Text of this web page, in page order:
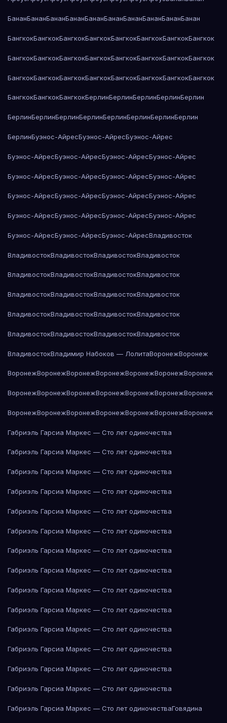
БананБананБананБананБананБананБананБананБананБанан
БангкокБангкокБангкокБангкокБангкокБангкокБангкокБангкок
БангкокБангкокБангкокБангкокБангкокБангкокБангкокБангкок
БангкокБангкокБангкокБангкокБангкокБангкокБангкокБангкок
БангкокБангкокБангкокБерлинБерлинБерлинБерлинБерлин
БерлинБерлинБерлинБерлинБерлинБерлинБерлинБерлин
БерлинБуэнос-АйресБуэнос-АйресБуэнос-Айрес
Буэнос-АйресБуэнос-АйресБуэнос-АйресБуэнос-Айрес
Буэнос-АйресБуэнос-АйресБуэнос-АйресБуэнос-Айрес
Буэнос-АйресБуэнос-АйресБуэнос-АйресБуэнос-Айрес
Буэнос-АйресБуэнос-АйресБуэнос-АйресБуэнос-Айрес
Буэнос-АйресБуэнос-АйресБуэнос-АйресВладивосток
ВладивостокВладивостокВладивостокВладивосток
ВладивостокВладивостокВладивостокВладивосток
ВладивостокВладивостокВладивостокВладивосток
ВладивостокВладивостокВладивостокВладивосток
ВладивостокВладивостокВладивостокВладивосток
ВладивостокВладимир Набоков — ЛолитаВоронежВоронеж
ВоронежВоронежВоронежВоронежВоронежВоронежВоронеж
ВоронежВоронежВоронежВоронежВоронежВоронежВоронеж
ВоронежВоронежВоронежВоронежВоронежВоронежВоронеж
Габриэль Гарсиа Маркес — Сто лет одиночества
Габриэль Гарсиа Маркес — Сто лет одиночества
Габриэль Гарсиа Маркес — Сто лет одиночества
Габриэль Гарсиа Маркес — Сто лет одиночества
Габриэль Гарсиа Маркес — Сто лет одиночества
Габриэль Гарсиа Маркес — Сто лет одиночества
Габриэль Гарсиа Маркес — Сто лет одиночества
Габриэль Гарсиа Маркес — Сто лет одиночества
Габриэль Гарсиа Маркес — Сто лет одиночества
Габриэль Гарсиа Маркес — Сто лет одиночества
Габриэль Гарсиа Маркес — Сто лет одиночества
Габриэль Гарсиа Маркес — Сто лет одиночества
Габриэль Гарсиа Маркес — Сто лет одиночества
Габриэль Гарсиа Маркес — Сто лет одиночества
Габриэль Гарсиа Маркес — Сто лет одиночестваГовядина